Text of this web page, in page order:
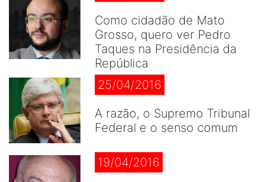
Como cidadão de Mato
Grosso, quero ver Pedro
Taques na Presidência da
República
25/04/2016
A razão, o Supremo Tribunal
Federal e o senso comum
19/04/2016